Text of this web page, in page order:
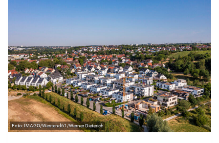
IMAGO/Westend61/Werner Dieterich